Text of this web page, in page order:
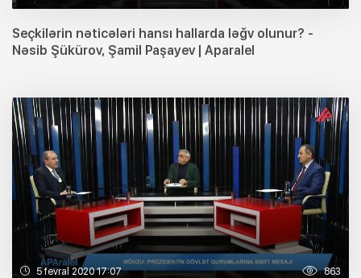
Seçkilərin nəticələri hansı hallarda ləğv olunur? -
Nəsib Şükürov, Şamil Paşayev | Aparalel
5 fevral 2020 17:07 863